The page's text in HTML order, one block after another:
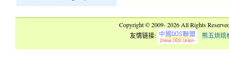
Copyright © 2009-2026 All Rights
友情链接:
熊五烘焙